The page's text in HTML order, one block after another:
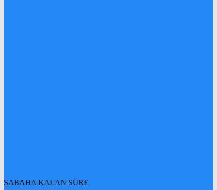
SABAHA KALAN SÜRE